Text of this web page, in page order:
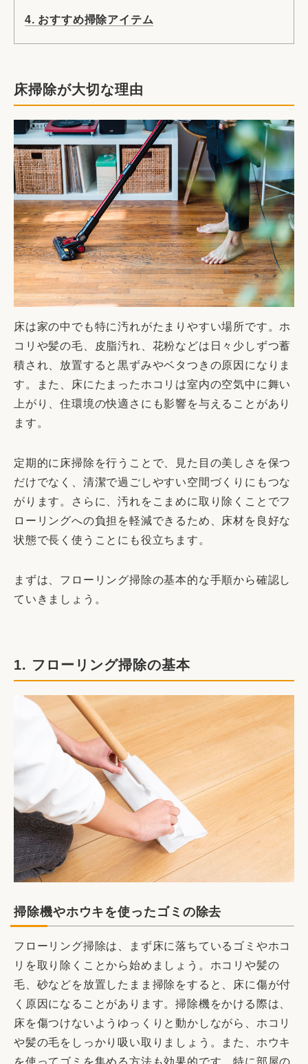
4. おすすめ掃除アイテム
床掃除が大切な理由
床は家の中でも特に汚れがたまりやすい場所です。ホ
コリや髪の毛、皮脂汚れ、花粉などは日々少しずつ蓄
積され、放置すると黒ずみやベタつきの原因になりま
す。また、床にたまったホコリは室内の空気中に舞い
上がり、住環境の快適さにも影響を与えることがあり
ます。
定期的に床掃除を行うことで、見た目の美しさを保つ
だけでなく、清潔で過ごしやすい空間づくりにもつな
がります。さらに、汚れをこまめに取り除くことでフ
ローリングへの負担を軽減できるため、床材を良好な
状態で長く使うことにも役立ちます。
まずは、フローリング掃除の基本的な手順から確認し
ていきましょう。
1. フローリング掃除の基本
掃除機やホウキを使ったゴミの除去
フローリング掃除は、まず床に落ちているゴミやホコ
リを取り除くことから始めましょう。ホコリや髪の
毛、砂などを放置したまま掃除をすると、床に傷が付
く原因になることがあります。掃除機をかける際は、
床を傷つけないようゆっくりと動かしながら、ホコリ
や髪の毛をしっかり吸い取りましょう。また、ホウキ
を使ってゴミを集める方法も効果的です。特に部屋の